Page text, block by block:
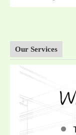
Our Services